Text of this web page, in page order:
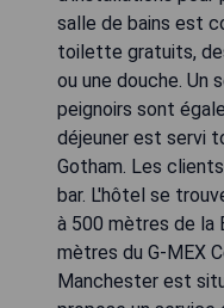
salle de bains est
toilette gratuits,
ou une douche. Un
peignoirs sont
déjeuner est servi
Gotham. Les
bar. L'hôtel se
à 500 mètres de la
mètres du G-MEX
Manchester est